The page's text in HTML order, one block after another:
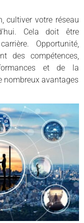
cultiver votre réseau
Cela doit être
Opportunité,
des compétences,
et de la
nombreux avantages